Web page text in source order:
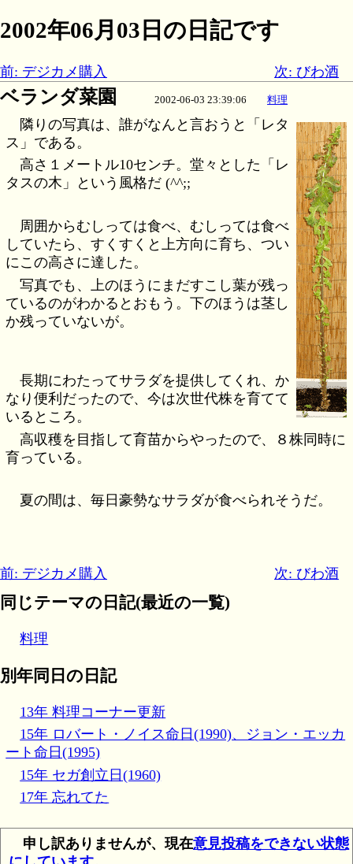
2002年06月03日の日記です
前: デジカメ購入 次: びわ酒
ベランダ菜園 2002-06-03 23:39:06 料理
隣りの写真は、誰がなんと言おうと「レタ
ス」である。
高さ１メートル10センチ。堂々とした「レ
タスの木」という風格だ (^^;;
周囲からむしっては食べ、むしっては食べ
していたら、すくすくと上方向に育ち、つい
にこの高さに達した。
写真でも、上のほうにまだすこし葉が残っ
ているのがわかるとおもう。下のほうは茎し
か残っていないが。
長期にわたってサラダを提供してくれ、か
なり便利だったので、今は次世代株を育てて
いるところ。
高収穫を目指して育苗からやったので、８株同時に
育っている。
夏の間は、毎日豪勢なサラダが食べられそうだ。
前: デジカメ購入 次: びわ酒
同じテーマの日記(最近の一覧)
料理
別年同日の日記
13年 料理コーナー更新
15年 ロバート・ノイス命日(1990)、ジョン・エッカ
ート命日(1995)
15年 セガ創立日(1960)
17年 忘れてた
申し訳ありませんが、現在意見投稿をできない状態